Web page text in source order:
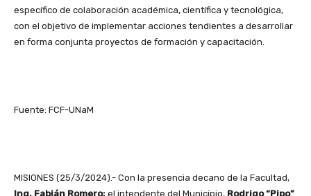
específico de colaboración académica, científica y tecnológica,
con el objetivo de implementar acciones tendientes a desarrollar
en forma conjunta proyectos de formación y capacitación.
Fuente: FCF-UNaM
MISIONES (25/3/2024).- Con la presencia decano de la Facultad,
Ing. Fabián Romero; el intendente del Municipio, Rodrigo “Pipo”